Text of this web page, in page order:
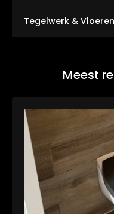
Tegelwerk & Vloeren
Meest